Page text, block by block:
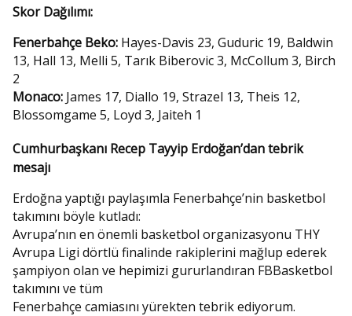
Skor Dağılımı:
Fenerbahçe Beko: Hayes-Davis 23, Guduric 19, Baldwin
13, Hall 13, Melli 5, Tarık Biberovic 3, McCollum 3, Birch
2
Monaco: James 17, Diallo 19, Strazel 13, Theis 12,
Blossomgame 5, Loyd 3, Jaiteh 1
Cumhurbaşkanı Recep Tayyip Erdoğan’dan tebrik
mesajı
Erdoğna yaptığı paylaşımla Fenerbahçe’nin basketbol
takımını böyle kutladı:
Avrupa’nın en önemli basketbol organizasyonu THY
Avrupa Ligi dörtlü finalinde rakiplerini mağlup ederek
şampiyon olan ve hepimizi gururlandıran FBBasketbol
takımını ve tüm
Fenerbahçe camiasını yürekten tebrik ediyorum.